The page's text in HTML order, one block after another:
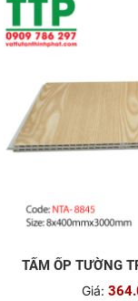
TẤM ỐP TƯỜNG
Giá: